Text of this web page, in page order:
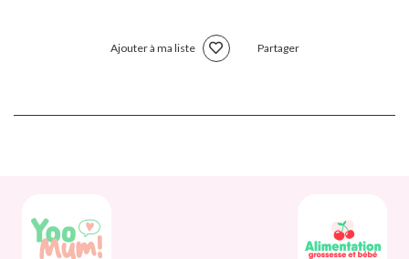
Ajouter à ma liste Partager